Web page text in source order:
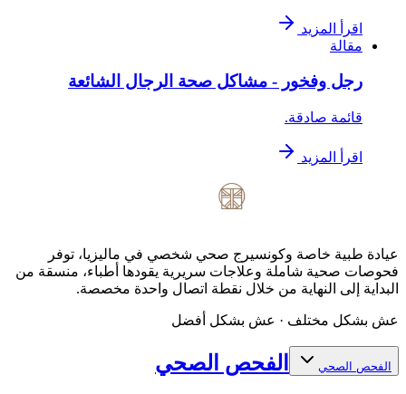
اقرأ المزيد
مقالة
رجل وفخور - مشاكل صحة الرجال الشائعة
قائمة صادقة.
اقرأ المزيد
عيادة طبية خاصة وكونسيرج صحي شخصي في ماليزيا، توفر
فحوصات صحية شاملة وعلاجات سريرية يقودها أطباء، منسقة من
البداية إلى النهاية من خلال نقطة اتصال واحدة مخصصة.
عش بشكل مختلف · عش بشكل أفضل
الفحص الصحي الفحص الصحي